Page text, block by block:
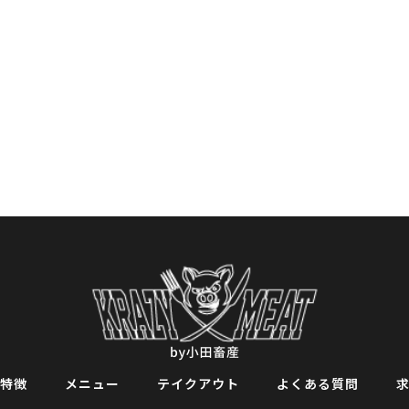
徴 メニュー テイクアウト よくある質問